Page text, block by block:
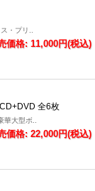
・プリ..
価格: 11,000円(税込)
全6枚
大型ボ..
価格: 22,000円(税込)